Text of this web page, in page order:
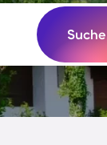
Suche